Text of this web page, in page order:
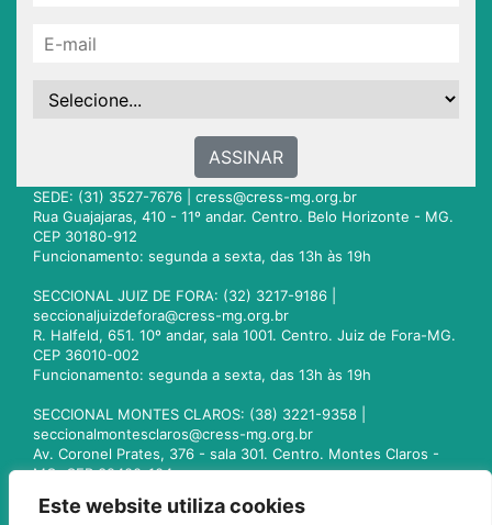
Este website utiliza cookies
ASSINAR
SEDE: (31) 3527-7676 | cress@cress-mg.org.br
Rua Guajajaras, 410 - 11º andar. Centro. Belo Horizonte - MG.
CEP 30180-912
Funcionamento: segunda a sexta, das 13h às 19h
SECCIONAL JUIZ DE FORA: (32) 3217-9186 |
seccionaljuizdefora@cress-mg.org.br
R. Halfeld, 651. 10º andar, sala 1001. Centro. Juiz de Fora-MG.
CEP 36010-002
Funcionamento: segunda a sexta, das 13h às 19h
SECCIONAL MONTES CLAROS: (38) 3221-9358 |
seccionalmontesclaros@cress-mg.org.br
Av. Coronel Prates, 376 - sala 301. Centro. Montes Claros -
MG. CEP 39400-104